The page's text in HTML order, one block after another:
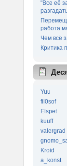
"Все её
работа
Чем всё
Критика
Yuu
fil0sof
Elspet
kuuff
valergrad
Kroid
a_konst